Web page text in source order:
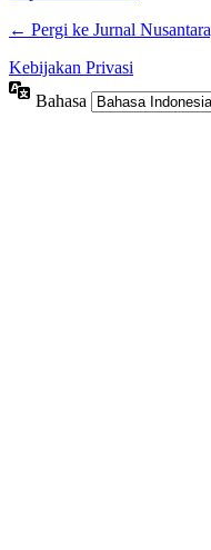
← Pergi ke Jurnal
Kebijakan Privasi
Bahasa